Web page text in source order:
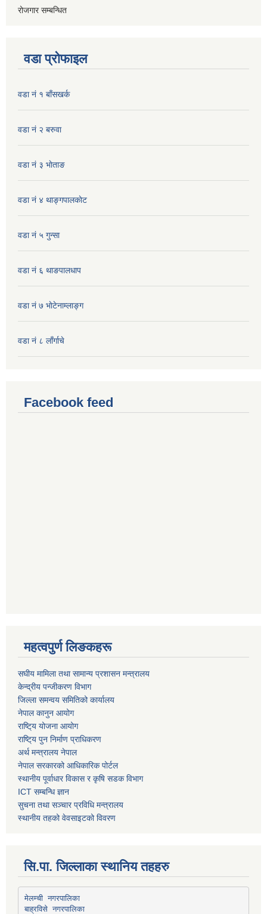
रोजगार सम्बन्धित
वडा प्रोफाइल
वडा नं १ बाँसखर्क
वडा नं २ बरुवा
वडा नं ३ भाेताङ
वडा नं ४ थाङ्गपालकाेट
वडा नं ५ गुन्सा
वडा नं ६ थाङपालधाप
वडा नं ७ भाेटेनाम्लाङ्ग
वडा नं ८ लाँर्गाचे
Facebook feed
महत्वपुर्ण लिङकहरू
स‌घीय मामिला तथा सामान्य प्रशासन मन्त्रालय
केन्द्रीय पन्जीकरण विभाग
जिल्ला समन्वय समितिको कार्यालय
नेपाल कानुन आयोग
राष्टि्य योजना आयोग
राष्टि्य पुन निर्माण प्राधिकरण
अर्थ मन्त्रालय नेपाल
नेपाल सरकारको आधिकारिक पोर्टल
स्थानीय पूर्वाधार विकास र कृषि सडक विभाग
ICT सम्बन्धि ज्ञान
सुचना तथा सञ्चार प्रविधि मन्त्रालय
स्थानीय तहको वेवसाइटको विवरण
सि.पा. जिल्लाका स्थानिय तहहरु
मेलम्ची नगरपालिका
बाह्रविसे नगरपालिका